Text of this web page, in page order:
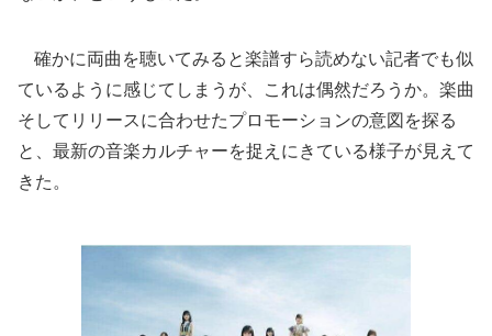
確かに両曲を聴いてみると楽譜すら読めない記者でも似
ているように感じてしまうが、これは偶然だろうか。楽曲
そしてリリースに合わせたプロモーションの意図を探る
と、最新の音楽カルチャーを捉えにきている様子が見えて
きた。